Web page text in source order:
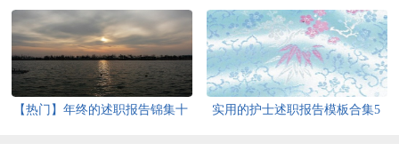
【热门】年终的述职报告锦集十
实用的护士述职报告模板合集5